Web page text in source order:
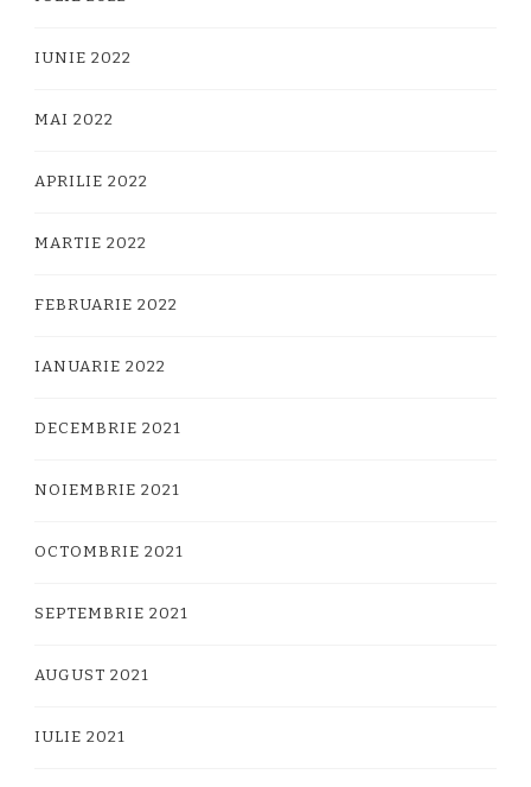
IUNIE 2022
MAI 2022
APRILIE 2022
MARTIE 2022
FEBRUARIE 2022
IANUARIE 2022
DECEMBRIE 2021
NOIEMBRIE 2021
OCTOMBRIE 2021
SEPTEMBRIE 2021
AUGUST 2021
IULIE 2021